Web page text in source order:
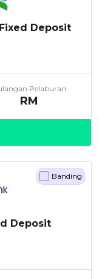
Deposit
Pelaburan
RM
Deposit
Banding